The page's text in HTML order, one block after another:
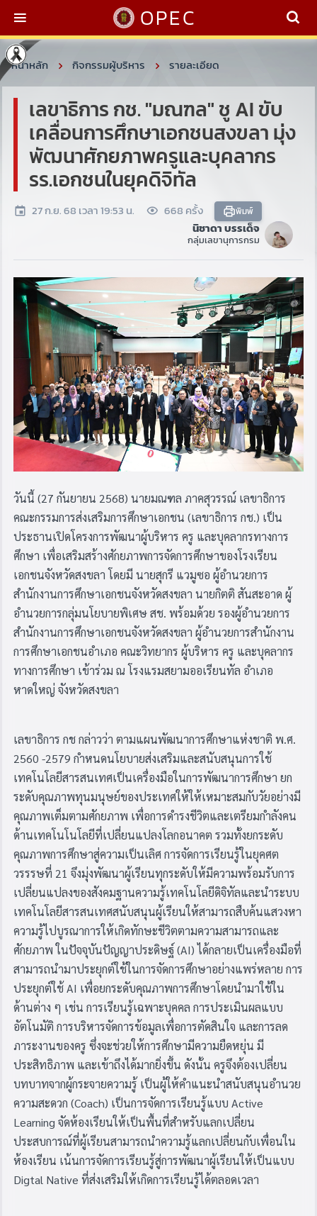
OPEC
หน้าหลัก กิจกรรมผู้บริหาร รายละเอียด
เลขาธิการ กช. "มณฑล" ชู AI ขับ
เคลื่อนการศึกษาเอกชนสงขลา มุ่ง
พัฒนาศักยภาพครูและบุคลากร
รร.เอกชนในยุคดิจิทัล
27 ก.ย. 68 เวลา 19:53 น. 668 ครั้ง พิมพ์
นิชาดา บรรเด็จ
กลุ่มเลขานุการกรม
วันนี้ (27 กันยายน 2568) นายมณฑล ภาคสุวรรณ์ เลขาธิการ
คณะกรรมการส่งเสริมการศึกษาเอกชน (เลขาธิการ กช.) เป็น
ประธานเปิดโครงการพัฒนาผู้บริหาร ครู และบุคลากรทางการ
ศึกษา เพื่อเสริมสร้างศักยภาพการจัดการศึกษาของโรงเรียน
เอกชนจังหวัดสงขลา โดยมี นายสุกรี แวมูซอ ผู้อำนวยการ
สำนักงานการศึกษาเอกชนจังหวัดสงขลา นายกิตติ สันสะอาด ผู้
อำนวยการกลุ่มนโยบายพิเศษ สช. พร้อมด้วย รองผู้อำนวยการ
สำนักงานการศึกษาเอกชนจังหวัดสงขลา ผู้อำนวยการสำนักงาน
การศึกษาเอกชนอำเภอ คณะวิทยากร ผู้บริหาร ครู และบุคลากร
ทางการศึกษา เข้าร่วม ณ โรงแรมสยามออเรียนทัล อำเภอ
หาดใหญ่ จังหวัดสงขลา
เลขาธิการ กช กล่าวว่า ตามแผนพัฒนาการศึกษาแห่งชาติ พ.ศ.
2560 -2579 กำหนดนโยบายส่งเสริมและสนับสนุนการใช้
เทคโนโลยีสารสนเทศเป็นเครื่องมือในการพัฒนาการศึกษา ยก
ระดับคุณภาพทุนมนุษย์ของประเทศให้ให้เหมาะสมกับวัยอย่างมี
คุณภาพเต็มตามศักยภาพ เพื่อการดำรงชีวิตและเตรียมกำลังคน
ด้านเทคโนโนโลยีที่เปลี่ยนแปลงโลกอนาคต รวมทั้งยกระดับ
คุณภาพการศึกษาสู่ความเป็นเลิศ การจัดการเรียนรู้ในยุคศต
วรรรษที่ 21 จึงมุ่งพัฒนาผู้เรียนทุกระดับให้มีความพร้อมรับการ
เปลี่ยนแปลงของสังคมฐานความรู้เทคโนโลยีดิจิทัลและนำระบบ
เทคโนโลยีสารสนเทศสนับสนุนผู้เรียนให้สามารถสืบค้นแสวงหา
ความรู้ไปบูรณาการให้เกิดทักษะชีวิตตามความสามารถและ
ศักยภาพ ในปัจจุบันปัญญาประดิษฐ์ (AI) ได้กลายเป็นเครื่องมือที่
สามารถนำมาประยุกต์ใช้ในการจัดการศึกษาอย่างแพร่หลาย การ
ประยุกต์ใช้ AI เพื่อยกระดับคุณภาพการศึกษาโดยนำมาใช้ใน
ด้านต่าง ๆ เช่น การเรียนรู้เฉพาะบุคคล การประเมินผลแบบ
อัตโนมัติ การบริหารจัดการข้อมูลเพื่อการตัดสินใจ และการลด
ภาระงานของครู ซึ่งจะช่วยให้การศึกษามีความยืดหยุ่น มี
ประสิทธิภาพ และเข้าถึงได้มากยิ่งขึ้น ดังนั้น ครูจึงต้องเปลี่ยน
บทบาทจากผู้กระจายความรู้ เป็นผู้ให้คำแนะนำสนับสนุนอำนวย
ความสะดวก (Coach) เป็นการจัดการเรียนรู้แบบ Active
Learning จัดห้องเรียนให้เป็นพื้นที่สำหรับแลกเปลี่ยน
ประสบการณ์ที่ผู้เรียนสามารถนำความรู้แลกเปลี่ยนกับเพื่อนใน
ห้องเรียน เน้นการจัดการเรียนรู้สู่การพัฒนาผู้เรียนให้เป็นแบบ
Digtal Native ที่ส่งเสริมให้เกิดการเรียนรู้ได้ตลอดเวลา